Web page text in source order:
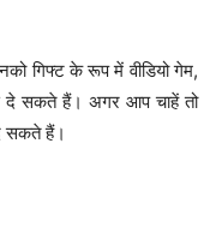
गिफ्ट के रूप में वीडियो गेम,
सकते हैं। अगर आप चाहें तो
सकते हैं।